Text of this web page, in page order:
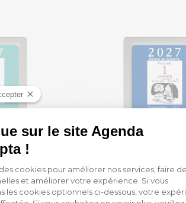
Bloc éphéméride neutre sans support 6,5 x 9,7 cm - 2027